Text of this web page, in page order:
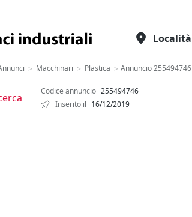
Località
> Macchinari > Plastica > Annuncio 255494746
Codice annuncio 255494746
Inserito il 16/12/2019